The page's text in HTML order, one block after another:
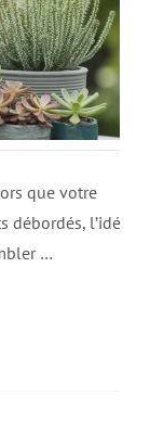
que votre
l’idée
…